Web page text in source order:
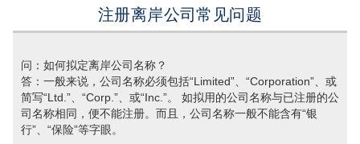
注册离岸公司常见问题
问：如何拟定离岸公司名称？
答：一般来说，公司名称必须包括“Limited”、“Corporation”、或
简写“Ltd.”、“Corp.”、或“Inc.”。 如拟用的公司名称与已注册的公
司名称相同，便不能注册。而且，公司名称一般不能含有“银
行”、“保险”等字眼。